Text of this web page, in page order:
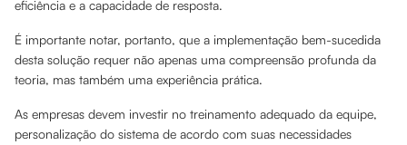
eficiência e a capacidade de resposta.
É importante notar, portanto, que a implementação bem-sucedida
desta solução requer não apenas uma compreensão profunda da
teoria, mas também uma experiência prática.
As empresas devem investir no treinamento adequado da equipe,
personalização do sistema de acordo com suas necessidades